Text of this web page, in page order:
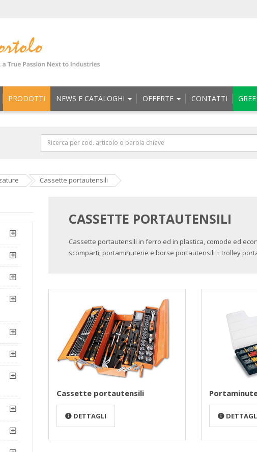
PRODOTTI NEWS E CATALOGHI OFFERTE CONTATTI
Cassette portautensili
CASSETTE PORTAUTENSILI
Cassette portautensili in ferro ed in plastica, comode ed
scomparti; portaminuterie e borse portautensili + trolley
Cassette portautensili
DETTAGLI